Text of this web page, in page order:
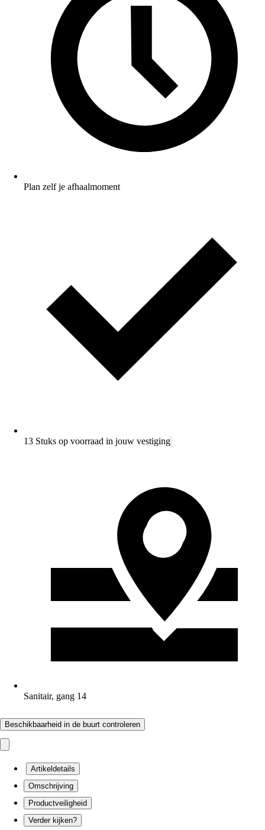
Plan zelf je afhaalmoment
13 Stuks op voorraad in jouw vestiging
Sanitair, gang 14
Beschikbaarheid in de buurt controleren
Artikeldetails
Omschrijving
Productveiligheid
Verder kijken?